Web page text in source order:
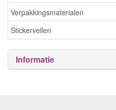
Verpakkingsmaterialen
Stickervellen
Informatie